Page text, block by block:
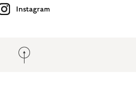
Instagram